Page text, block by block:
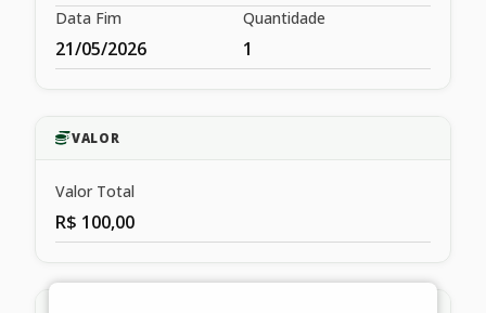
Data Fim
21/05/2026
Quantidade
1
VALOR
Valor Total
R$ 100,00